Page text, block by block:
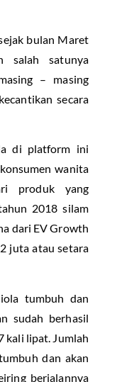
bulan Maret
salah satunya
– masing
secara
di platform ini
wanita
produk yang
2018 silam
dari EV Growth
juta atau setara
tumbuh dan
sudah berhasil
kali lipat. Jumlah
dan akan
berjalannya